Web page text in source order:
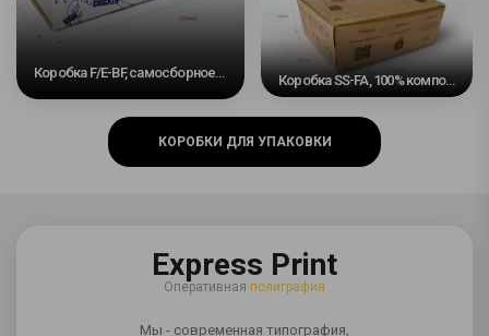
Коробка F/E-BF, самосборное основание и скользящая лента #3 Коробка SS-FA, 100% компостируемая, автоматическое дно
КОРОБКИ ДЛЯ УПАКОВКИ
Express Print
Оперативная полиграфия
Мы - современная типография,